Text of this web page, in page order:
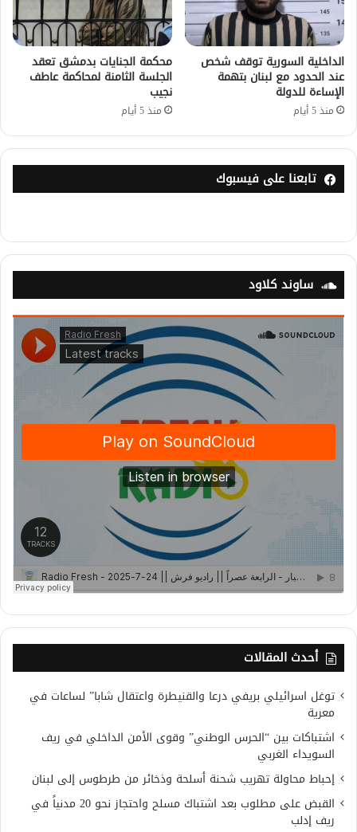
الداخلية السورية توقف شخص
عند الحدود مع لبنان بتهمة
الإساءة للدولة
منذ 5 أيام
محكمة الجنايات بدمشق تعقد
الجلسة الثامنة لمحاكمة عاطف
نجيب
منذ 5 أيام
تابعنا على فيسبوك
ساوند كلاود
أحدث المقالات
توغل اسرائيلي بريفي درعا والقنيطرة واعتقال شابا” لساعات في
معرية
اشتباكات بين “الحرس الوطني” وقوى الأمن الداخلي في ريف
السويداء الغربي
إحباط محاولة تهريب شحنة أسلحة وذخائر من طرطوس إلى لبنان
القبض على مطلوب بعد اشتباك مسلح واحتجاز نحو 20 مدنياً في
ريف إدلب